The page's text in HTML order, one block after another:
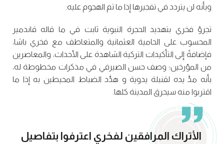
وبأنه لن يتردد في تفجيرها إذا ما تم الهجوم عليه.
تجرؤ فخري بتهديد الحجرة النبوية ثابت في ما قاله قاندمير
المحسوب على الحامية العثمانية والمتعاطف مع فخري باشا،
فإضافةً إلى التأكيدات التركية الشاهدة على الأحداث، والمعاصرين
من المؤرخين؛ وصف حسن الصيرفي في مذكرات مخطوطة له،
بأنه مدَّ يده لقنبلة يدوية و هدَّد الضباط المحيطين به إذا ما
اقتربوا منه سيحرق المدينة كلها.
الأتراك المرافقين لفخري اعترفوا بتفاصيل